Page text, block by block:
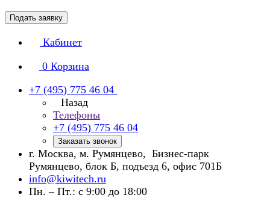
Подать заявку
Кабинет
0 Корзина
+7 (495) 775 46 04
Назад
Телефоны
+7 (495) 775 46 04
Заказать звонок
г. Москва, м. Румянцево, Бизнес-парк
Румянцево, блок Б, подъезд 6, офис 701Б
info@kiwitech.ru
Пн. – Пт.: с 9:00 до 18:00